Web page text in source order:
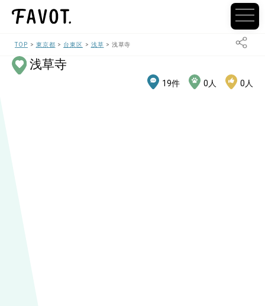
TOP 東京都 台東区 浅草 浅草寺
浅草寺
19件 0 人 0 人